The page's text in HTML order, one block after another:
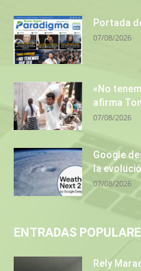
Portada
07/08/2026
«No
afirma
07/08/2026
Google
la
07/08/2026
ENTRADAS
Rely